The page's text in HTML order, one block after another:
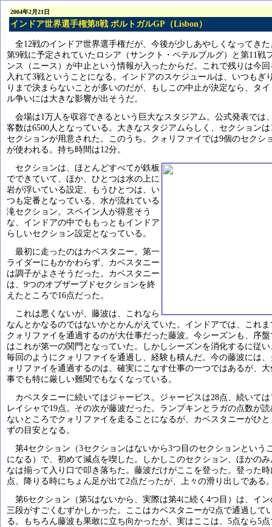
2004年2月21日
インドア世界選手権第8戦 ポルトガルGP（Lisbon）
全12戦のインドア世界選手権だが、今後が少しあやしくなってきた
第9戦に予定されていたロシア（サンクト・ペテルブルグ）と第11戦
ンス（ニース）が中止という情報が入ったからだ。これで残りは今回
入れて3戦ということになる。インドアのスケジュールは、いつもぎ
りまで決まらないことが多いのだが、もしこの中止が決定なら、タイ
ル争いには大きな影響が出そうだ。
会場は1万人を収容できるという巨大なスタジアム。公式発表では
客数は6500人となっている。大きなスタジアムらしく、セクションは
セクションが用意された。このうち、クォリファイでは9個のセクシ
が使われる。持ち時間は12分。
セクションは、ほとんどすべてが鉄板
でできていて、ほか、ひとつは水の上に
岩が浮いている設定、もうひとつは、い
つも定番となっている、水が流れている
滝セクション。スペイン人が得意そう
な、インドアの中でももっともインドア
らしいセクション設定となっている。
最初に走ったのはカベスタニー。第一
ライダーにもかかわらず、カベスタニー
は調子がよさそうだった。カベスタニー
は、9つのオブザーブドセクションを終
えたところで16点だった。
これは悪くないが、藤波は、これなら
なんとかなるのではないかとかんがえていた。インドアでは、これま
クォリファイを通過するのが大仕事だった藤波。今シーズンも、序盤
はこれが第一の関門となっていた。しかしシーズンを消化するに従い
毎回のようにクォリファイを通過し、経験も積んだ。今の藤波には、
ォリファイを通過するのは、確実にこなす仕事の一つではあるが、大
事でも特に厳しい難関でもなくなっている。
カベスタニーに続いてはジャービス。ジャービスは28点、続いては
レイシャで19点。その次が藤波だった。ランプキンとラガの点数が読
ないところでクォリファイを走ることになるが、カベスタニーがひと
ずの目安となる。
第4セクション（3セクションはないから3つ目のセクションという
になる）で、初めて減点を喫した。しかしこのセクション、ほかのみ
なは揃って入り口で叩き落ちた。藤波だけがここを登った。登った時
点、降りる時にちょん足が出て2点だったが、上々の滑り出しである
第6セクション（第5はないから、実際は第4に続く4つ目）は、イン
三段がすごくむずかしかった。ここはカベスタニーが2点で通過して
る。もちろん藤波も果敢に立ち向かったが、実はここは、5点なら5点